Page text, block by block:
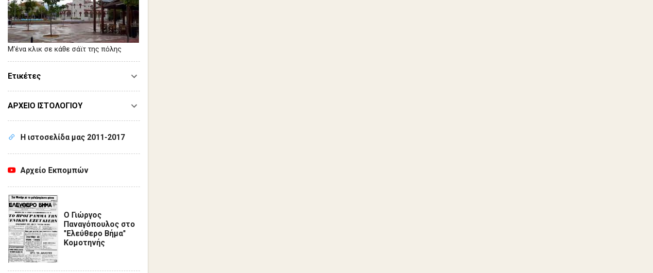
Μ'ένα κλικ σε κάθε σάϊτ της πόλης
Ετικέτες
ΑΡΧΕΙΟ ΙΣΤΟΛΟΓΙΟΥ
Η ιστοσελίδα μας 2011-2017
Αρχείο Εκπομπών
Ο Γιώργος
Παναγόπουλος στο
"Ελεύθερο Βήμα"
Κομοτηνής